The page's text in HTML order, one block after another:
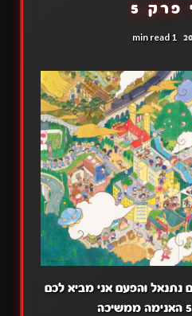
פרק 5
1 min read
נתנאל והפעם אני מביא לכם